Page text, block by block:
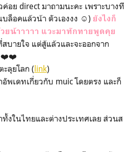
อย direct มาถามนะคะ เพราะบางที
ล็อคแล้วน้า ตัวเองงง ☺️) ยังไงก็
ยน้าาาาา แวะมาทักทายพูดคุย
บายใจ แต่สู้แล้วและจะออกจาก
ลุยโลก (link)
พเดทเกี่ยวกับ muic โดยตรง และก็
งในไทยและต่างประเทศเลย ส่วนส